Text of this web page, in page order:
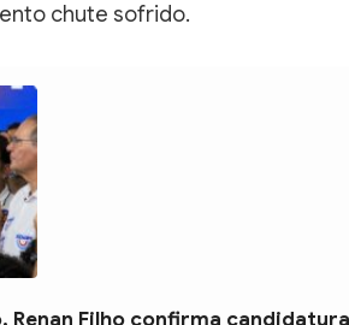
chute sofrido.
Renan Filho confirma